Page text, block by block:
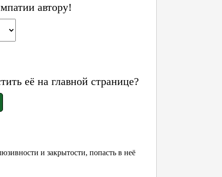
автору!
её на главной странице?
и закрытости, попасть в неё